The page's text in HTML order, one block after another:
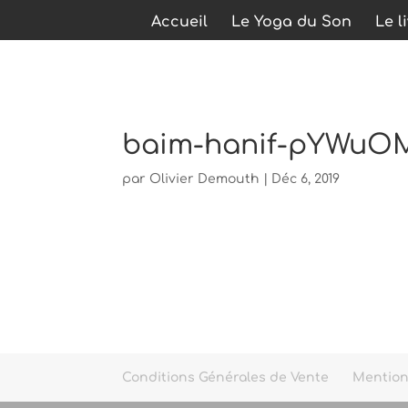
Accueil Le Yoga du Son Le
baim-hanif-
par Olivier Demouth | Déc 6, 2019
Conditions Générales de Vente